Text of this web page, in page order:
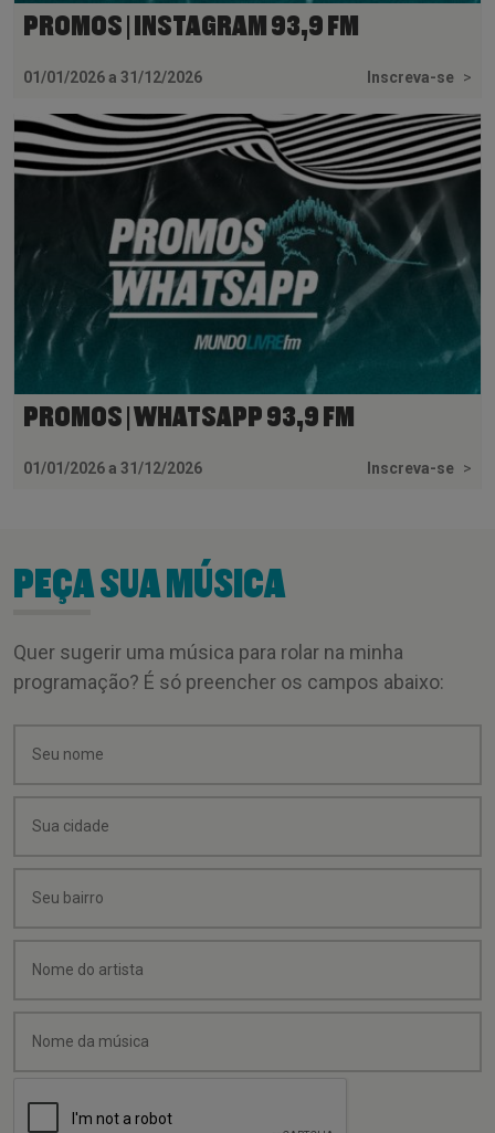
PROMOS | INSTAGRAM 93,9 FM
01/01/2026 a 31/12/2026 Inscreva-se >
PROMOS | WHATSAPP 93,9 FM
01/01/2026 a 31/12/2026 Inscreva-se >
PEÇA SUA MÚSICA
Quer sugerir uma música para rolar na minha
programação? É só preencher os campos abaixo: